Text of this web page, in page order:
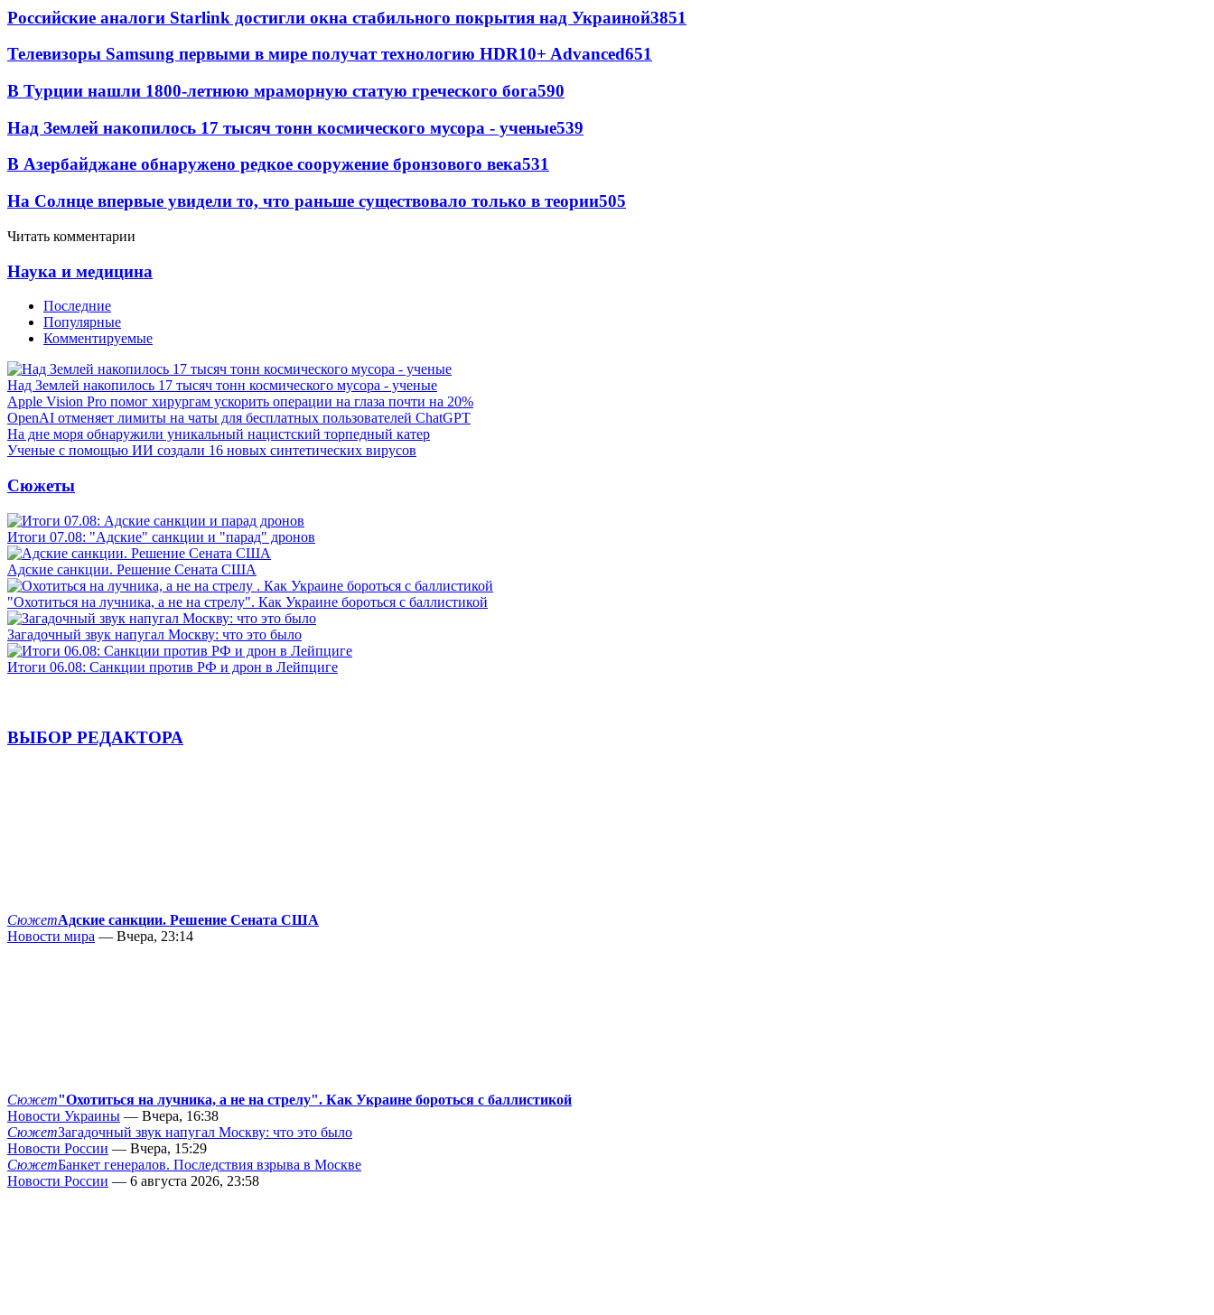
Российские аналоги Starlink достигли окна стабильного покрытия над Украиной3851
Телевизоры Samsung первыми в мире получат технологию HDR10+ Advanced651
В Турции нашли 1800-летнюю мраморную статую греческого бога590
Над Землей накопилось 17 тысяч тонн космического мусора - ученые539
В Азербайджане обнаружено редкое сооружение бронзового века531
На Солнце впервые увидели то, что раньше существовало только в теории505
Читать комментарии
Наука и медицина
Последние
Популярные
Комментируемые
Над Землей накопилось 17 тысяч тонн космического мусора - ученые
Apple Vision Pro помог хирургам ускорить операции на глаза почти на 20%
OpenAI отменяет лимиты на чаты для бесплатных пользователей ChatGPT
На дне моря обнаружили уникальный нацистский торпедный катер
Ученые с помощью ИИ создали 16 новых синтетических вирусов
Сюжеты
Итоги 07.08: "Адские" санкции и "парад" дронов
Адские санкции. Решение Сената США
"Охотиться на лучника, а не на стрелу". Как Украине бороться с баллистикой
Загадочный звук напугал Москву: что это было
Итоги 06.08: Санкции против РФ и дрон в Лейпциге
ВЫБОР РЕДАКТОРА
СюжетАдские санкции. Решение Сената США
Новости мира — Вчера, 23:14
Сюжет"Охотиться на лучника, а не на стрелу". Как Украине бороться с баллистикой
Новости Украины — Вчера, 16:38
СюжетЗагадочный звук напугал Москву: что это было
Новости России — Вчера, 15:29
СюжетБанкет генералов. Последствия взрыва в Москве
Новости России — 6 августа 2026, 23:58